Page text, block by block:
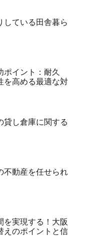
している田舎暮ら
ポイント：耐久
を高める最適な対
貸し倉庫に関する
不動産を任せられ
を実現する！大阪
えのポイントと信